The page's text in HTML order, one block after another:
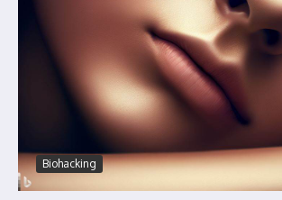
Biohacking